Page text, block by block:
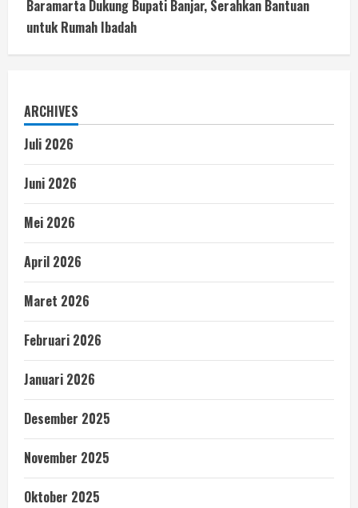
Baramarta Dukung Bupati Banjar, Serahkan Bantuan
untuk Rumah Ibadah
ARCHIVES
Juli 2026
Juni 2026
Mei 2026
April 2026
Maret 2026
Februari 2026
Januari 2026
Desember 2025
November 2025
Oktober 2025